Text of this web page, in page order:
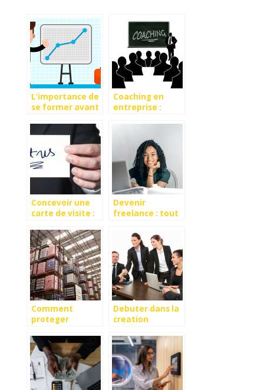
L’importance de
se former avant
Coaching en
entreprise :
collaborateurs
Concevoir une
carte de visite :
Devenir
freelance : tout
minutes
Comment
proteger
ses stocks ?
Debuter dans la
creation
comment reussir
?